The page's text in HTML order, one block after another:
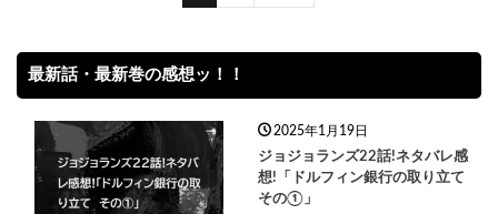
最新話・最新巻の感想ッ！！
2025年1月19日
ジョジョランズ22話!ネタバレ感
想!「ドルフィン銀行の取り立て
その①」